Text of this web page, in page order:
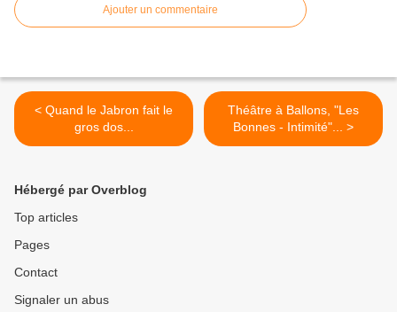
Ajouter un commentaire
< Quand le Jabron fait le
gros dos...
Théâtre à Ballons, "Les
Bonnes - Intimité"... >
Hébergé par Overblog
Top articles
Pages
Contact
Signaler un abus